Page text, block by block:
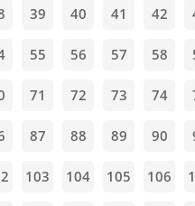
39 40 41 42
55 56 57 58
71 72 73 74
87 88 89 90
103 104 105 106